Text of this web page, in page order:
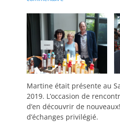
Martine était présente au
2019. L’occasion de
d’en découvrir de
d’échanges privilégié.